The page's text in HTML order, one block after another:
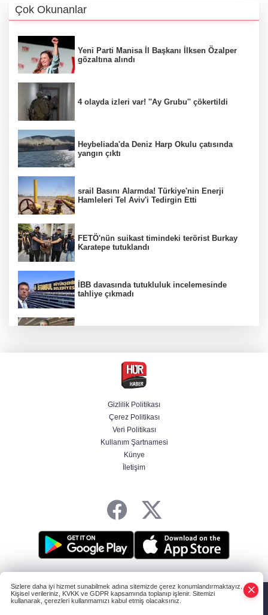
Çok Okunanlar
Yeni Parti Manisa İl Başkanı İlksen Özalper
gözaltına alındı
4 olayda izleri var! ''Ay Grubu'' çökertildi
Heybeliada'da Deniz Harp Okulu çatısında
yangın çıktı
srail Basını Alarmda! Türkiye'nin Enerji
Hamleleri Tel Aviv'i Tedirgin Etti
FETÖ'nün suikast timindeki terörist Burkay
Karatepe tutuklandı
İBB davasında tutukluluk incelemesinde
tahliye çıkmadı
MGK toplanıyor: Ana gündem Terörsüz
MGK toplantısı sona erdi, 8 maddelik bildiri
yayımlandı
Şehit aileleri ve gazilerin haklarına ilişkin
Gizlilik Politikası
Çerez Politikası
Veri Politikası
Kullanım Şartnamesi
Künye
İletişim
Tüm hakları saklıdır.
Sizlere daha iyi hizmet sunabilmek adına sitemizde çerez konumlandırmaktayız.
Kişisel verileriniz, KVKK ve GDPR kapsamında toplanıp işlenir. Sitemizi
kullanarak, çerezleri kullanmamızı kabul etmiş olacaksınız.